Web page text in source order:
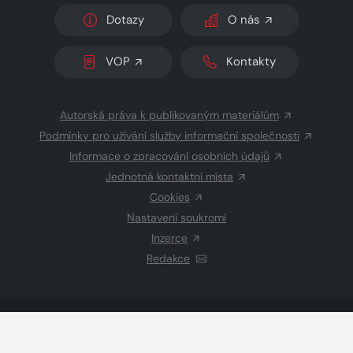
Dotazy O nás
VOP Kontakty
Autorská práva k publikovaným materiálům
Podmínky pro užívání služby informační společnosti
Informace o zpracování osobních údajů
Jednotná kontaktní místa
Cookies
Nastavení soukromí
Inzerce
Redakce